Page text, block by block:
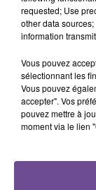
17h02
17h02
JULIEN LIEB
Dis-Moi Où
requested; Use
other data
information
Vous pouvez
sélectionnant les
Vous pouvez
accepter". Vos
pouvez mettre à
moment via le lien